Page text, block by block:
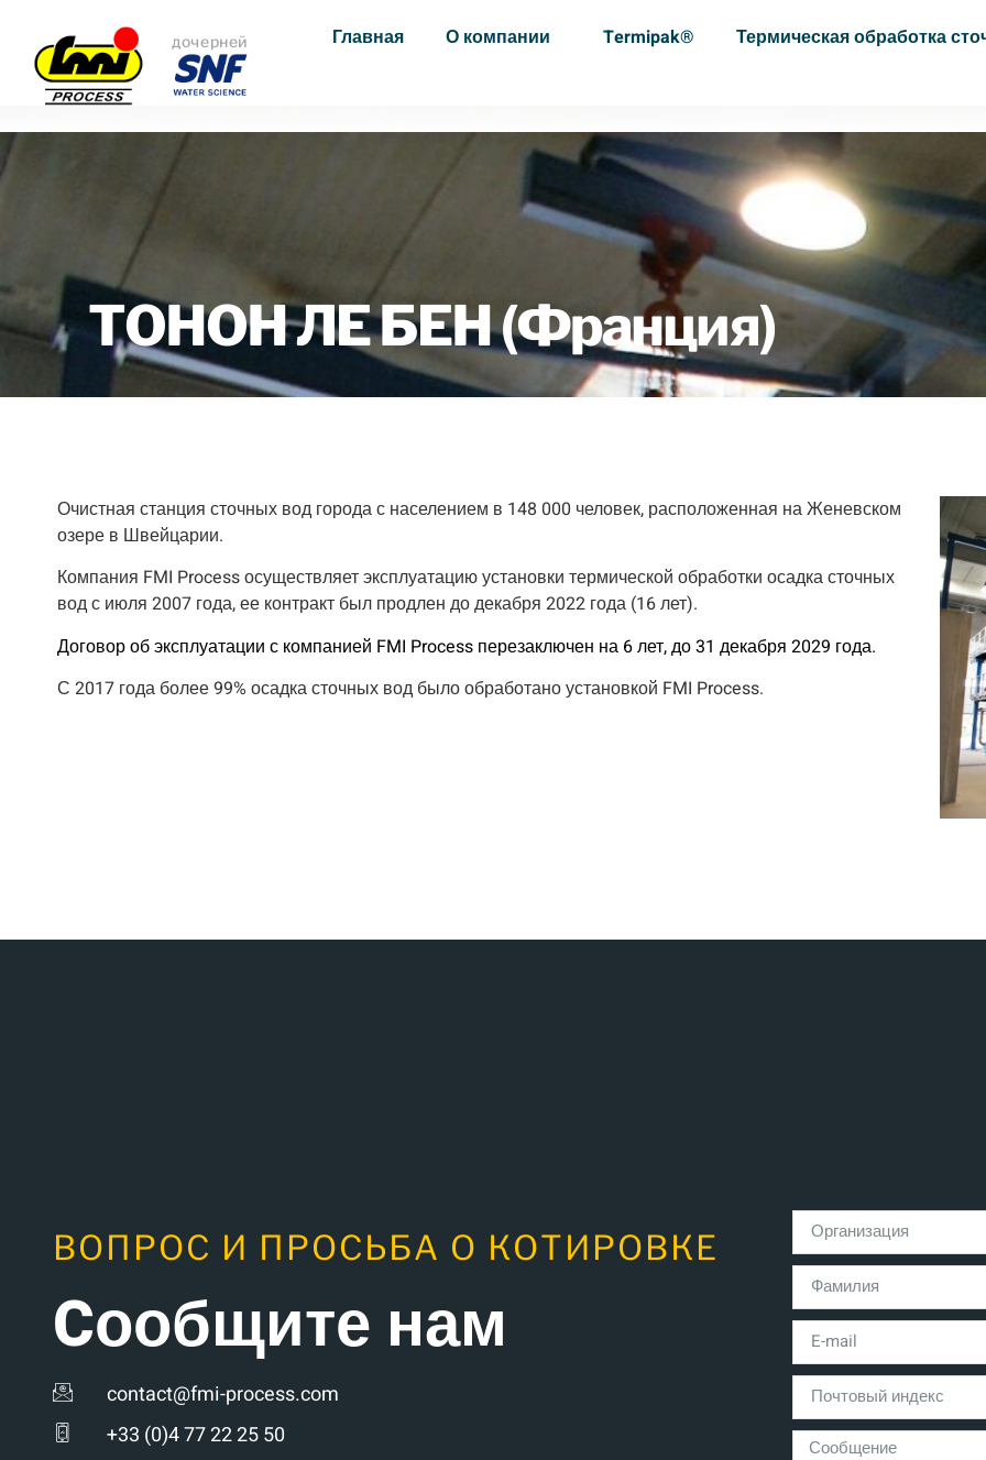
дочерней Главная О компании Termipak® Термическая обработка
ТОНОН ЛЕ БЕН (Франция)
Очистная станция сточных вод города с населением в 148 000 человек, расположенная на Женевском
озере в Швейцарии.
Компания FMI Process осуществляет эксплуатацию установки термической обработки осадка сточных
вод с июля 2007 года, ее контракт был продлен до декабря 2022 года (16 лет).
Договор об эксплуатации с компанией FMI Process перезаключен на 6 лет, до 31 декабря 2029 года.
С 2017 года более 99% осадка сточных вод было обработано установкой FMI Process.
ВОПРОС И ПРОСЬБА О КОТИРОВКЕ
Cообщите нам
contact@fmi-process.com
+33 (0)4 77 22 25 50